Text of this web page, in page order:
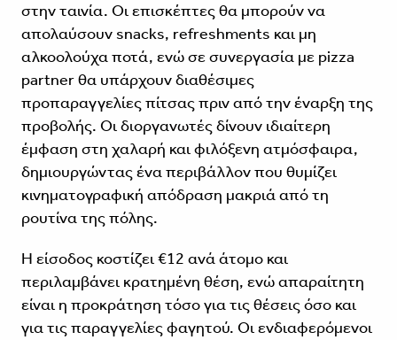
στην ταινία. Οι επισκέπτες θα μπορούν να
απολαύσουν snacks, refreshments και μη
αλκοολούχα ποτά, ενώ σε συνεργασία με pizza
partner θα υπάρχουν διαθέσιμες
προπαραγγελίες πίτσας πριν από την έναρξη της
προβολής. Οι διοργανωτές δίνουν ιδιαίτερη
έμφαση στη χαλαρή και φιλόξενη ατμόσφαιρα,
δημιουργώντας ένα περιβάλλον που θυμίζει
κινηματογραφική απόδραση μακριά από τη
ρουτίνα της πόλης.
Η είσοδος κοστίζει €12 ανά άτομο και
περιλαμβάνει κρατημένη θέση, ενώ απαραίτητη
είναι η προκράτηση τόσο για τις θέσεις όσο και
για τις παραγγελίες φαγητού. Οι ενδιαφερόμενοι